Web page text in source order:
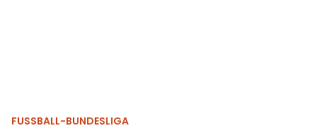
FUSSBALL-BUNDESLIGA